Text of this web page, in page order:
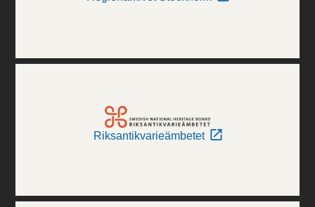
Riksantikvarieämbetet